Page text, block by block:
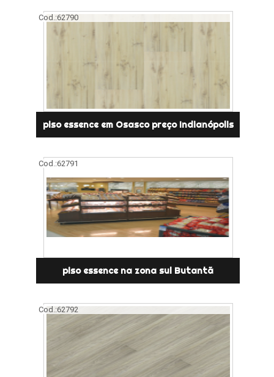
Cod.:62790
piso essence em Osasco preço Indianópolis
Cod.:62791
piso essence na zona sul Butantã
Cod.:62792